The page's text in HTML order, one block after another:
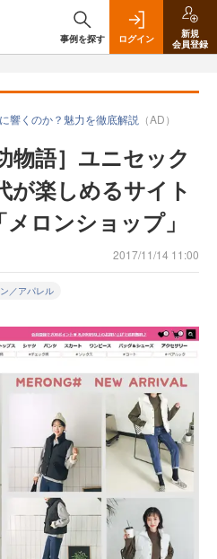
事例を探す ログイン
新規
会員登録
響くのか？魅力を徹底解説 （AD）
物語］ユニセック
が楽しめるサイト
ロンショップ」
2017/11/14 11:00
／アパレル